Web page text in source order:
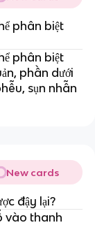
phân biệt
phân biệt
phần dưới
sụn nhẫn
New cards
đậy lại?
vào thanh